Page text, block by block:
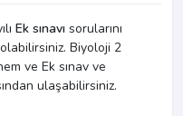
Ek sınavı sorularını
olabilirsiniz. Biyoloji 2
ve Ek sınav ve
ulaşabilirsiniz.